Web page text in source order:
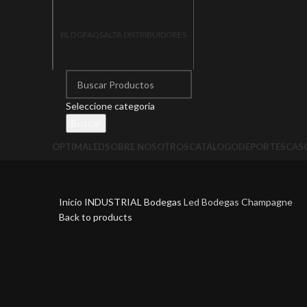
BLOG FAQS ALTA DISTRIBUIDORES
Seleccione categoria
OPTIMALEDSOBRE NOSOTROSCATÁLOGODEPORTES
Inicio INDUSTRIAL Bodegas Led Bodegas Champagne
Back to products